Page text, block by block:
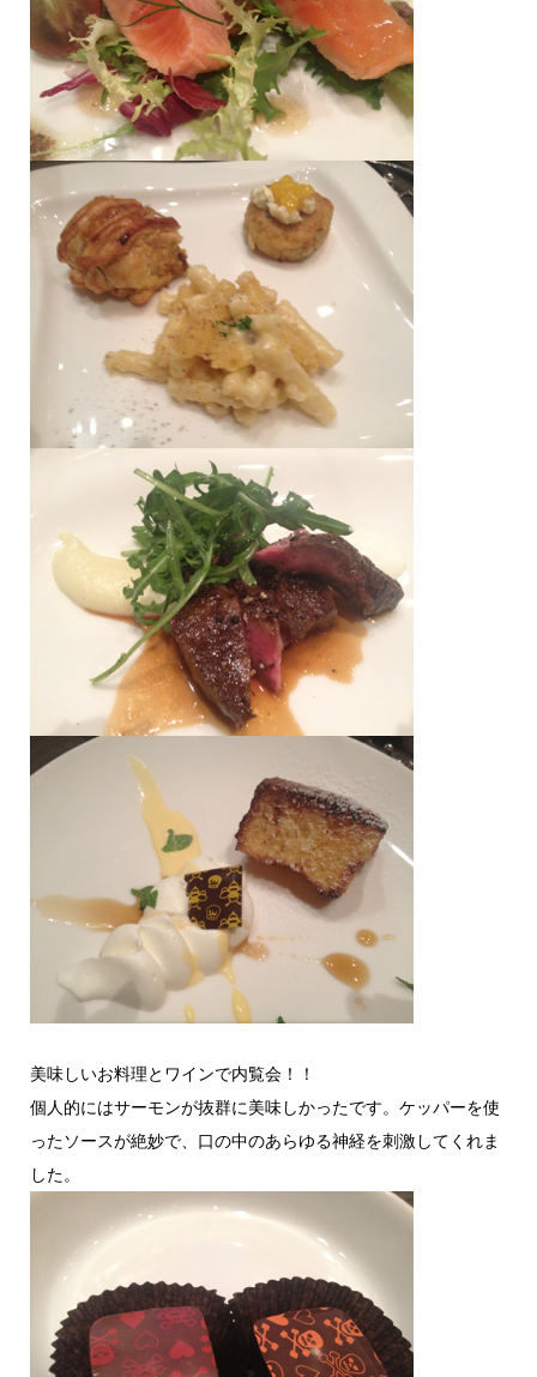
美味しいお料理とワインで内覧会！！
個人的にはサーモンが抜群に美味しかったです。ケッパーを使
ったソースが絶妙で、口の中のあらゆる神経を刺激してくれま
した。